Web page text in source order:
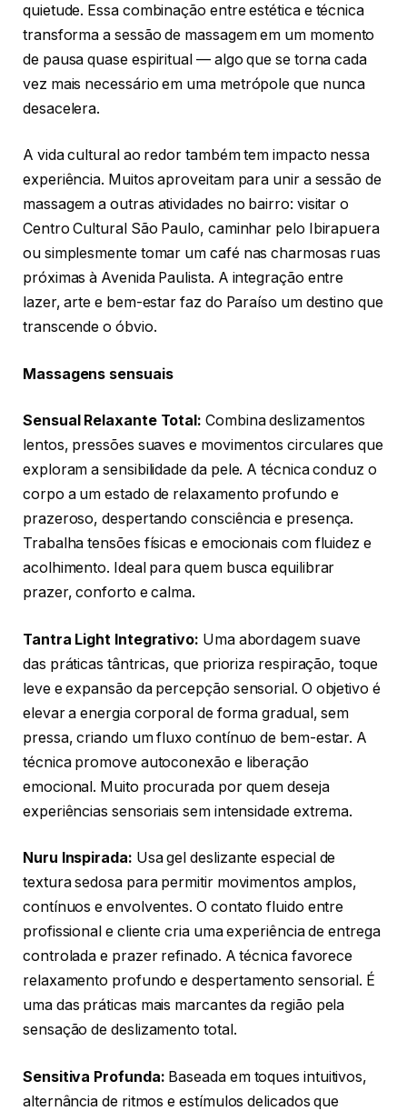
quietude. Essa combinação entre estética e técnica
transforma a sessão de massagem em um momento
de pausa quase espiritual — algo que se torna cada
vez mais necessário em uma metrópole que nunca
desacelera.
A vida cultural ao redor também tem impacto nessa
experiência. Muitos aproveitam para unir a sessão de
massagem a outras atividades no bairro: visitar o
Centro Cultural São Paulo, caminhar pelo Ibirapuera
ou simplesmente tomar um café nas charmosas ruas
próximas à Avenida Paulista. A integração entre
lazer, arte e bem-estar faz do Paraíso um destino que
transcende o óbvio.
Massagens sensuais
Sensual Relaxante Total:Combina deslizamentos
lentos, pressões suaves e movimentos circulares que
exploram a sensibilidade da pele. A técnica conduz o
corpo a um estado de relaxamento profundo e
prazeroso, despertando consciência e presença.
Trabalha tensões físicas e emocionais com fluidez e
acolhimento. Ideal para quem busca equilibrar
prazer, conforto e calma.
Tantra Light Integrativo: Uma abordagem suave
das práticas tântricas, que prioriza respiração, toque
leve e expansão da percepção sensorial. O objetivo é
elevar a energia corporal de forma gradual, sem
pressa, criando um fluxo contínuo de bem-estar. A
técnica promove autoconexão e liberação
emocional. Muito procurada por quem deseja
experiências sensoriais sem intensidade extrema.
Nuru Inspirada: Usa gel deslizante especial de
textura sedosa para permitir movimentos amplos,
contínuos e envolventes. O contato fluido entre
profissional e cliente cria uma experiência de entrega
controlada e prazer refinado. A técnica favorece
relaxamento profundo e despertamento sensorial. É
uma das práticas mais marcantes da região pela
sensação de deslizamento total.
Sensitiva Profunda: Baseada em toques intuitivos,
alternância de ritmos e estímulos delicados que